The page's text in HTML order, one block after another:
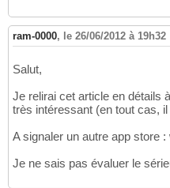
ram-0000, le 26/06/2012 à 19h32
Salut,
Je relirai cet article en détails
très intéressant (en tout cas,
A signaler un autre app store
Je ne sais pas évaluer le